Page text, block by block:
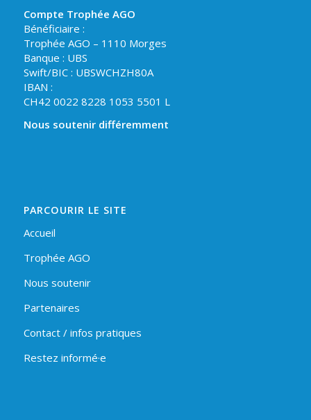
Compte Trophée AGO
Bénéficiaire :
Trophée AGO – 1110 Morges
Banque : UBS
Swift/BIC : UBSWCHZH80A
IBAN :
CH42 0022 8228 1053 5501 L
Nous soutenir différemment
PARCOURIR LE SITE
Accueil
Trophée AGO
Nous soutenir
Partenaires
Contact / infos pratiques
Restez informé·e